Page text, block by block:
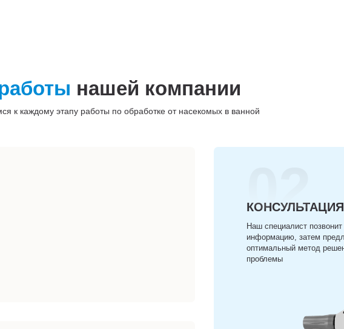
нашей компании
к каждому этапу работы по обработке от насекомых в ванной
02
КОНСУЛЬТАЦИЯ
Наш специалист позвонит
информацию, затем
оптимальный метод
проблемы